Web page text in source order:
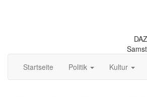
Startseite
Politik Kultur